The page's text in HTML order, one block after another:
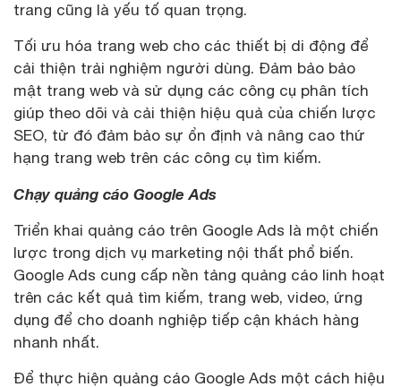
trang cũng là yếu tố quan trọng.
Tối ưu hóa trang web cho các thiết bị di động để
cải thiện trải nghiệm người dùng. Đảm bảo bảo
mật trang web và sử dụng các công cụ phân tích
giúp theo dõi và cải thiện hiệu quả của chiến lược
SEO, từ đó đảm bảo sự ổn định và nâng cao thứ
hạng trang web trên các công cụ tìm kiếm.
Chạy quảng cáo Google Ads
Triển khai quảng cáo trên Google Ads là một chiến
lược trong dịch vụ marketing nội thất phổ biến.
Google Ads cung cấp nền tảng quảng cáo linh hoạt
trên các kết quả tìm kiếm, trang web, video, ứng
dụng để cho doanh nghiệp tiếp cận khách hàng
nhanh nhất.
Để thực hiện quảng cáo Google Ads một cách hiệu